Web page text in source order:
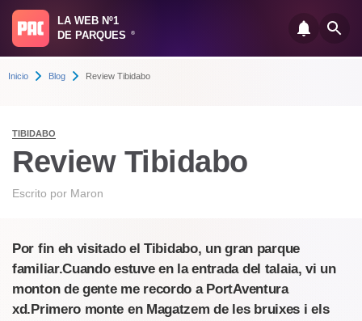
LA WEB Nº1
DE PARQUES
®
Inicio Blog Review Tibidabo
TIBIDABO
Review Tibidabo
Escrito por Maron
Por fin eh visitado el Tibidabo, un gran parque
familiar.Cuando estuve en la entrada del talaia, vi un
monton de gente me recordo a PortAventura
xd.Primero monte en Magatzem de les bruixes i els